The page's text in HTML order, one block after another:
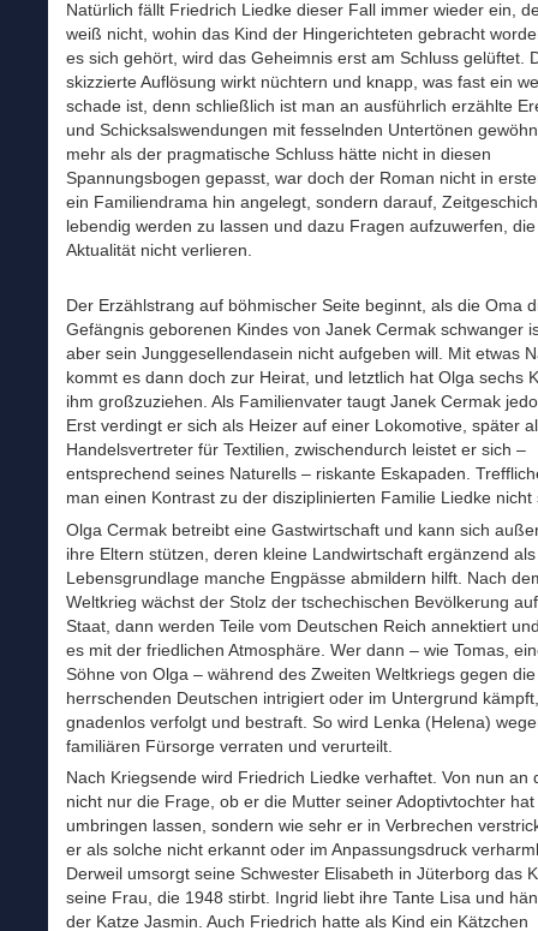
Natürlich fällt Friedrich Liedke dieser Fall immer wieder ein,
weiß nicht, wohin das Kind der Hingerichteten gebracht
es sich gehört, wird das Geheimnis erst am Schluss gelüftet.
skizzierte Auflösung wirkt nüchtern und knapp, was fast ein
schade ist, denn schließlich ist man an ausführlich erzählte
und Schicksalswendungen mit fesselnden Untertönen
mehr als der pragmatische Schluss hätte nicht in diesen
Spannungsbogen gepasst, war doch der Roman nicht in
ein Familiendrama hin angelegt, sondern darauf,
lebendig werden zu lassen und dazu Fragen aufzuwerfen,
Aktualität nicht verlieren.
Der Erzählstrang auf böhmischer Seite beginnt, als die Oma
Gefängnis geborenen Kindes von Janek Cermak schwanger
aber sein Junggesellendasein nicht aufgeben will. Mit etwas
kommt es dann doch zur Heirat, und letztlich hat Olga sechs
ihm großzuziehen. Als Familienvater taugt Janek Cermak
Erst verdingt er sich als Heizer auf einer Lokomotive, später
Handelsvertreter für Textilien, zwischendurch leistet er sich –
entsprechend seines Naturells – riskante Eskapaden.
man einen Kontrast zu der disziplinierten Familie Liedke nicht
Olga Cermak betreibt eine Gastwirtschaft und kann sich
ihre Eltern stützen, deren kleine Landwirtschaft ergänzend als
Lebensgrundlage manche Engpässe abmildern hilft. Nach
Weltkrieg wächst der Stolz der tschechischen Bevölkerung
Staat, dann werden Teile vom Deutschen Reich annektiert
es mit der friedlichen Atmosphäre. Wer dann – wie Tomas,
Söhne von Olga – während des Zweiten Weltkriegs gegen die
herrschenden Deutschen intrigiert oder im Untergrund
gnadenlos verfolgt und bestraft. So wird Lenka (Helena)
familiären Fürsorge verraten und verurteilt.
Nach Kriegsende wird Friedrich Liedke verhaftet. Von nun an
nicht nur die Frage, ob er die Mutter seiner Adoptivtochter hat
umbringen lassen, sondern wie sehr er in Verbrechen
er als solche nicht erkannt oder im Anpassungsdruck
Derweil umsorgt seine Schwester Elisabeth in Jüterborg das
seine Frau, die 1948 stirbt. Ingrid liebt ihre Tante Lisa und
der Katze Jasmin. Auch Friedrich hatte als Kind ein Kätzchen